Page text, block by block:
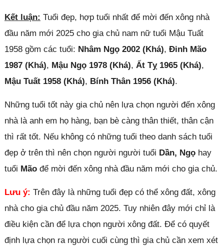
Kết luận: Tuổi đẹp, hợp tuổi nhất để mời đến xông nhà
đầu năm mới 2025 cho gia chủ nam nữ tuổi Mậu Tuất
1958 gồm các tuổi: Nhâm Ngọ 2002 (Khá), Đinh Mão
1987 (Khá), Mậu Ngọ 1978 (Khá), Ất Tỵ 1965 (Khá),
Mậu Tuất 1958 (Khá), Bính Thân 1956 (Khá).
Những tuổi tốt này gia chủ nên lựa chọn người đến xông
nhà là anh em họ hàng, bạn bè càng thân thiết, thân cận
thì rất tốt. Nếu không có những tuổi theo danh sách tuổi
đẹp ở trên thì nên chọn người người tuổi Dần, Ngọhay
tuổi Mãođể mời đến xông nhà đầu năm mới cho gia chủ.
Lưu ý: Trên đây là những tuổi đẹp có thể xông đất, xông
nhà cho gia chủ đầu năm 2025. Tuy nhiên đây mới chỉ là
điều kiện cần để lựa chọn người xông đất. Để có quyết
định lựa chọn ra người cuối cùng thì gia chủ cần xem xét
Đóng quảng cáo ✕